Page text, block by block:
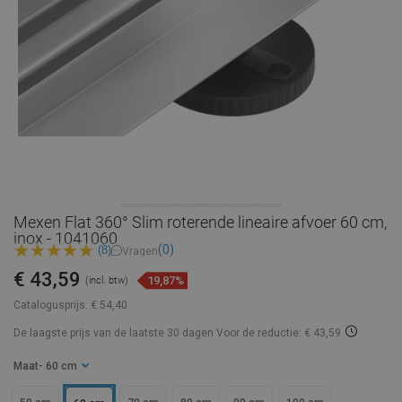
Mexen Flat 360° Slim roterende lineaire afvoer 60 cm,
inox - 1041060
(8) Vragen(0)
Catalogusprijs: € 54,40
€ 43,59 (incl. btw) 19,87%
De laagste prijs van de laatste 30 dagen Voor de reductie: € 43,59
Maat - 60 cm